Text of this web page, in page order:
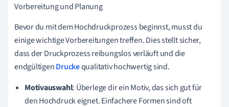
Vorbereitung und Planung
Bevor du mit dem Hochdruckprozess beginnst, musst du
einige wichtige Vorbereitungen treffen. Dies stellt sicher,
dass der Druckprozess reibungslos verläuft und die
endgültigenDruckequalitativ hochwertig sind.
Motivauswahl: Überlege dir ein Motiv, das sich gut für
den Hochdruck eignet. Einfachere Formen sind oft